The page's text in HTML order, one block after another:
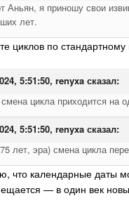
Аньян, я приношу свои
лет.
циклов по
5:51:50, renyxa сказал:
цикла приходится на
5:51:50, renyxa сказал:
лет, эра) смена цикла
что календарные даты
— в один век